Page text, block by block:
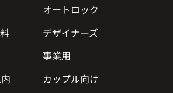
オートロック
デザイナーズ
事業用
カップル向け